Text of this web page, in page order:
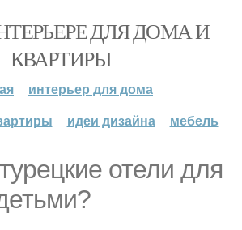
ДЛЯ ДОМА И
КВАРТИРЫ
интерьер для дома
идеи дизайна мебель
отели для